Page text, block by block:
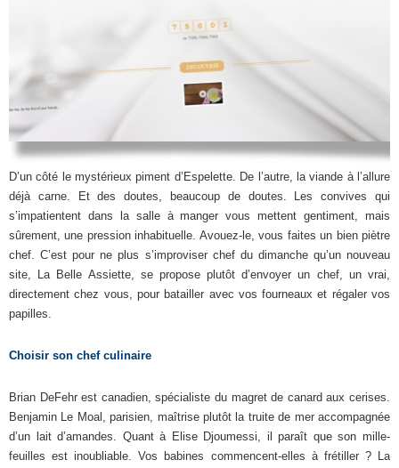
D’un côté le mystérieux piment d’Espelette. De l’autre, la viande à l’allure
déjà carne. Et des doutes, beaucoup de doutes. Les convives qui
s’impatientent dans la salle à manger vous mettent gentiment, mais
sûrement, une pression inhabituelle. Avouez-le, vous faites un bien piètre
chef. C’est pour ne plus s’improviser chef du dimanche qu’un nouveau
site, La Belle Assiette, se propose plutôt d’envoyer un chef, un vrai,
directement chez vous, pour batailler avec vos fourneaux et régaler vos
papilles.
Choisir son chef culinaire
Brian DeFehr est canadien, spécialiste du magret de canard aux cerises.
Benjamin Le Moal, parisien, maîtrise plutôt la truite de mer accompagnée
d’un lait d’amandes. Quant à Elise Djoumessi, il paraît que son mille-
feuilles est inoubliable. Vos babines commencent-elles à frétiller ? La